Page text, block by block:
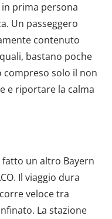
prima persona
Un passeggero
contenuto
bastano poche
compreso solo il non
e riportare la calma
un altro Bayern
Il viaggio dura
veloce tra
La stazione